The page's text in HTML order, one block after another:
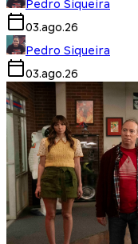
Pedro Siqueira
03.ago.26
Pedro Siqueira
03.ago.26